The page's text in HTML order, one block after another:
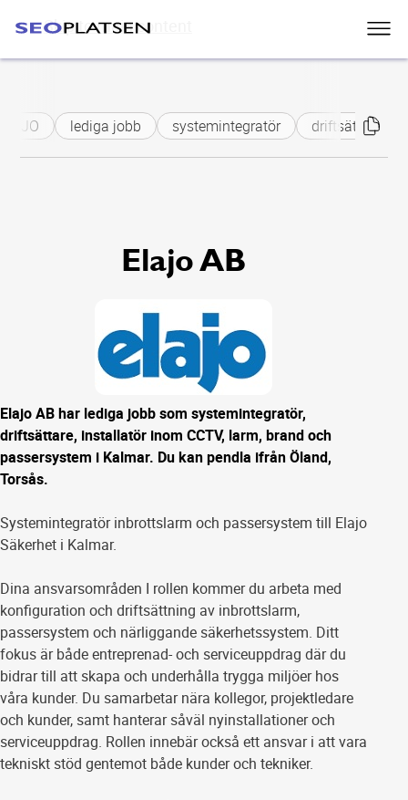
Skip to main content
lediga jobb systemintegratör driftsättare
Elajo AB
Elajo AB har lediga jobb som systemintegratör,
driftsättare, installatör inom CCTV, larm, brand och
passersystem i Kalmar. Du kan pendla ifrån Öland,
Torsås.
Systemintegratör inbrottslarm och passersystem till Elajo
Säkerhet i Kalmar.
Dina ansvarsområden I rollen kommer du arbeta med
konfiguration och driftsättning av inbrottslarm,
passersystem och närliggande säkerhetssystem. Ditt
fokus är både entreprenad- och serviceuppdrag där du
bidrar till att skapa och underhålla trygga miljöer hos
våra kunder. Du samarbetar nära kollegor, projektledare
och kunder, samt hanterar såväl nyinstallationer och
serviceuppdrag. Rollen innebär också ett ansvar i att vara
tekniskt stöd gentemot både kunder och tekniker.